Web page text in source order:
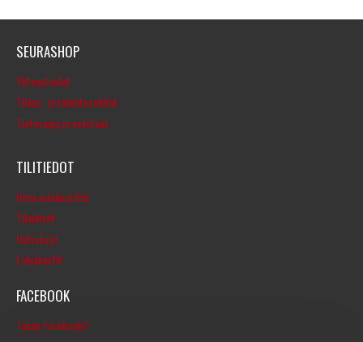
SEURASHOP
Yhteystiedot
Tilaus- ja toimitusehdot
Tietosuoja ja evästeet
TILITIEDOT
Oma asiakastilini
Tilaukset
Uutiskirje
Lahjakortit
FACEBOOK
Tähän facebook?